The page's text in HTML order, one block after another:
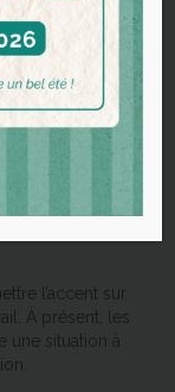
en lien avec
des jeux, partages
thématiques
l’accent sur
À présent, les
une situation à